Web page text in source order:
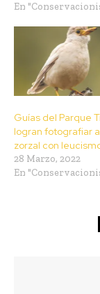
En
Guías del Parque
logran fotografiar
zorzal con
28 Marzo, 2022
En